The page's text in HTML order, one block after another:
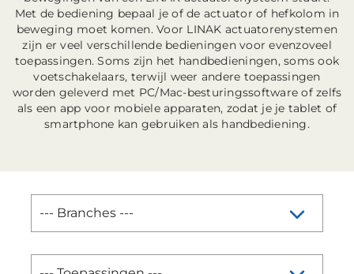
Met de bediening bepaal je of de actuator of hefkolom in
beweging moet komen. Voor LINAK actuatorenystemen
zijn er veel verschillende bedieningen voor evenzoveel
toepassingen. Soms zijn het handbedieningen, soms ook
voetschakelaars, terwijl weer andere toepassingen
worden geleverd met PC/Mac-besturingssoftware of zelfs
als een app voor mobiele apparaten, zodat je je tablet of
smartphone kan gebruiken als handbediening.